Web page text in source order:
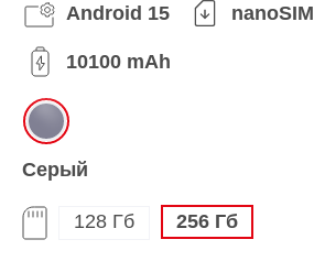
Android 15 nanoSIM
10100 mAh
Серый
128 Гб 256 Гб